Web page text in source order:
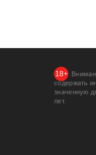
содержать
значенную
лет.